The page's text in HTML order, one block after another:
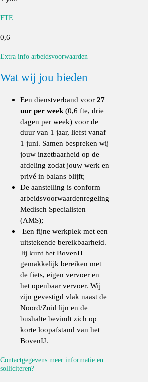
FTE
0,6
Extra info arbeidsvoorwaarden
Wat wij jou bieden
Een dienstverband voor27
uur per week(0,6 fte, drie
dagen per week) voor de
duur van 1 jaar, liefst vanaf
1 juni. Samen bespreken wij
jouw inzetbaarheid op de
afdeling zodat jouw werk en
privé in balans blijft;
De aanstelling is conform
arbeidsvoorwaardenregeling
Medisch Specialisten
(AMS);
Een fijne werkplek met een
uitstekende bereikbaarheid.
Jij kunt het BovenIJ
gemakkelijk bereiken met
de fiets, eigen vervoer en
het openbaar vervoer. Wij
zijn gevestigd vlak naast de
Noord/Zuid lijn en de
bushalte bevindt zich op
korte loopafstand van het
BovenIJ.
Contactgegevens meer informatie en
solliciteren?